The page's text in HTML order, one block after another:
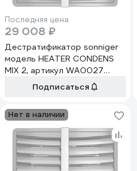
Последняя цена
29 008 ₽
Дестратификатор sonniger
модель HEATER CONDENS
MIX 2, артикул WA0027
WA0060Подписаться
Нет в наличии